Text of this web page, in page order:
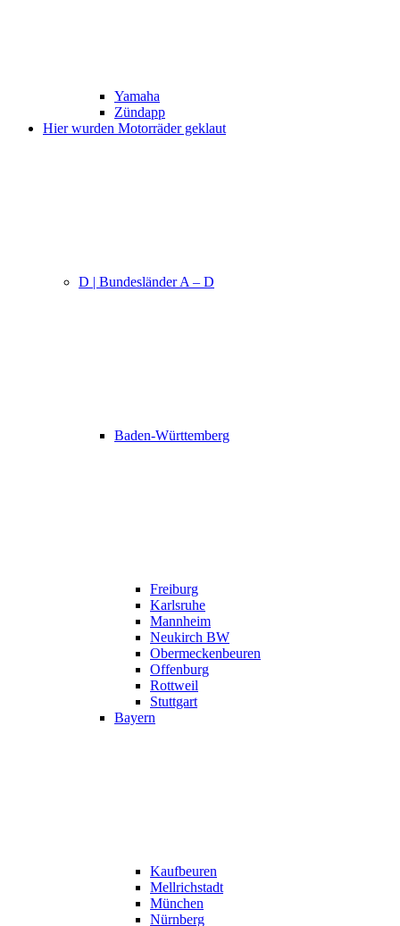
Yamaha
Zündapp
Hier wurden Motorräder geklaut
D | Bundesländer A – D
Baden-Württemberg
Freiburg
Karlsruhe
Mannheim
Neukirch BW
Obermeckenbeuren
Offenburg
Rottweil
Stuttgart
Bayern
Kaufbeuren
Mellrichstadt
München
Nürnberg